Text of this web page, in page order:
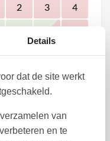
2 3 4
10 11
16 17 18
23 24 25
Details
dat de site werkt
van
en te